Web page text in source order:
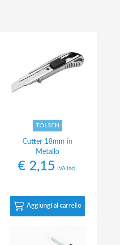
TOLSEN
Cutter 18mm in
Metallo
€ 2,15 IVA incl.
Aggiungi al carrello